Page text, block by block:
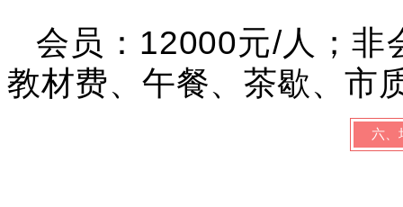
会员：12000元/人；非
教材费、午餐、 茶歇、市
六、